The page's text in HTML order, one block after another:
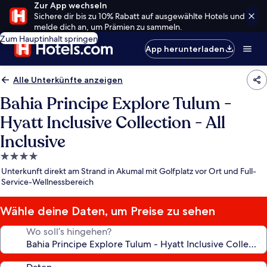
Zur App wechseln
Sichere dir bis zu 10% Rabatt auf ausgewählte Hotels und
melde dich an, um Prämien zu sammeln.
Zum Hauptinhalt springen
App herunterladen
Alle Unterkünfte anzeigen
Bahia Principe Explore Tulum -
Hyatt Inclusive Collection - All
Inclusive
4.0-
Sterne-
Unterkunft
Unterkunft direkt am Strand in Akumal mit Golfplatz vor Ort und Full-
Service-Wellnessbereich
Wähle deine Daten, um Preise zu sehen
Wo soll’s hingehen?